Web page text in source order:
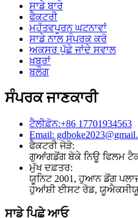
ਸਾਡੇ ਬਾਰੇ
ਫੈਕਟਰੀ
ਮਹੱਤਵਪੂਰਨ ਘਟਨਾਵਾਂ
ਸਾਡੇ ਨਾਲ ਸੰਪਰਕ ਕਰੋ
ਅਕਸਰ ਪੁੱਛੇ ਜਾਂਦੇ ਸਵਾਲ
ਖ਼ਬਰਾਂ
ਬਲੌਗ
ਸੰਪਰਕ ਜਾਣਕਾਰੀ
ਟੈਲੀਫ਼ੋਨ:+86 17701934563
Email:
ਫੈਕਟਰੀ ਜੋੜੋ:
ਗੁਆਂਗਡੋਂਗ ਬੋਕੇ ਨਿਊ ਫਿਲਮ
ਮੁੱਖ ਦਫ਼ਤਰ:
ਯੂਨਿਟ 2001, ਹੁਆਨ ਡੋਂਗ
ਹੁਆਂਸ਼ੀ ਈਸਟ ਰੋਡ, ਯੂਐਕਸੀਯੂ
ਸਾਡੇ ਪਿਛੇ ਆਓ